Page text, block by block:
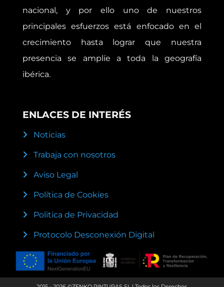
nacional, y por ello uno de nuestros
principales esfuerzos está enfocado en el
crecimiento hasta lograr que nuestra
presencia se amplíe a toda la geografía
ibérica.
ENLACES DE INTERÉS
Noticias
Trabaja con nosotros
Aviso Legal
Política de Cookies
Politica de Privacidad
Protocolo Desconexión Digital